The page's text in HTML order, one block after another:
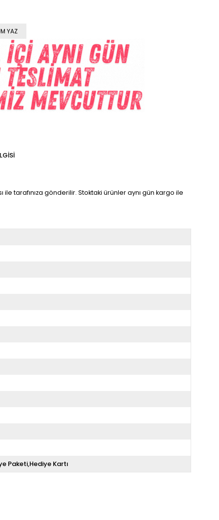
YAZ
ile tarafınıza gönderilir. Stoktaki ürünler aynı gün kargo ile
Paketi,Hediye Kartı